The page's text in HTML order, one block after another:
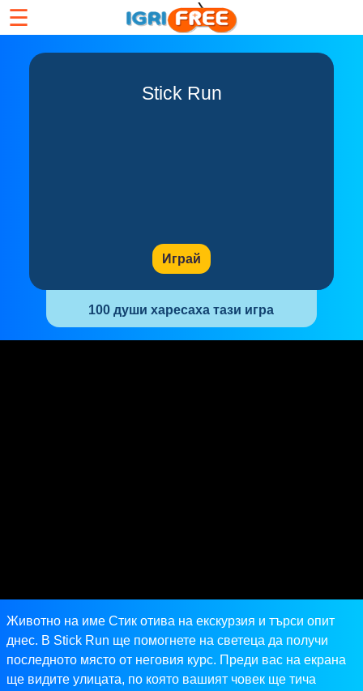
☰
Stick Run
Играй
100 души харесаха тази игра
Животно на име Стик отива на екскурзия и търси опит
днес. В Stick Run ще помогнете на светеца да получи
последното място от неговия курс. Преди вас на екрана
ще видите улицата, по която вашият човек ще тича